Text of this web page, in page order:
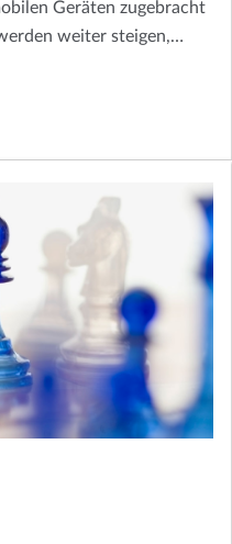
Geräten zugebracht
weiter steigen,